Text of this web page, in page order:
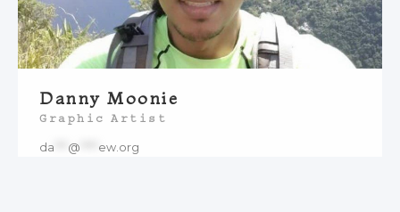
Danny Moonie
Graphic Artist​
da @ ew.org